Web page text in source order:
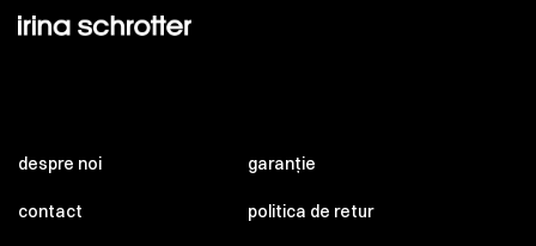
despre noi
contact
garanție
politica de retur